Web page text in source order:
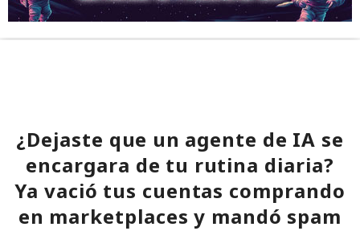
¿Dejaste que un agente de IA se
encargara de tu rutina diaria?
Ya vació tus cuentas comprando
en marketplaces y mandó spam